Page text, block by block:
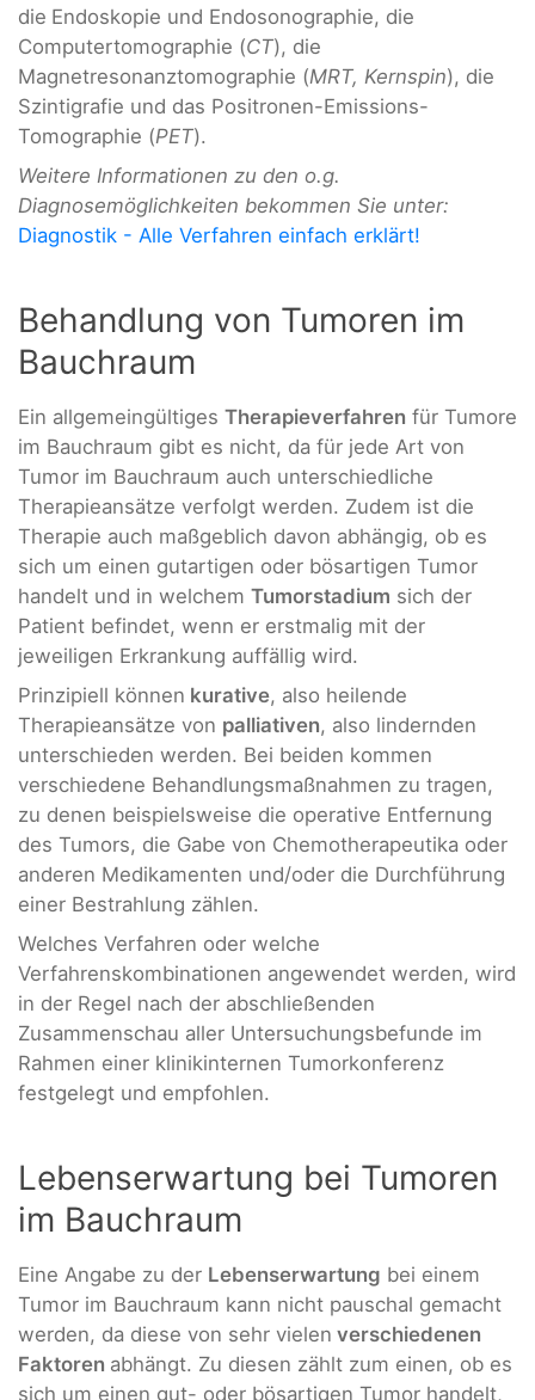
die Endoskopie und Endosonographie, die
Computertomographie (CT), die
Magnetresonanztomographie (MRT, Kernspin), die
Szintigrafie und das Positronen-Emissions-
Tomographie (PET).
Weitere Informationen zu den o.g.
Diagnosemöglichkeiten bekommen Sie unter:
Diagnostik - Alle Verfahren einfach erklärt!
Behandlung von Tumoren im
Bauchraum
Ein allgemeingültiges Therapieverfahren für Tumore
im Bauchraum gibt es nicht, da für jede Art von
Tumor im Bauchraum auch unterschiedliche
Therapieansätze verfolgt werden. Zudem ist die
Therapie auch maßgeblich davon abhängig, ob es
sich um einen gutartigen oder bösartigen Tumor
handelt und in welchem Tumorstadium sich der
Patient befindet, wenn er erstmalig mit der
jeweiligen Erkrankung auffällig wird.
Prinzipiell können kurative, also heilende
Therapieansätze von palliativen, also lindernden
unterschieden werden. Bei beiden kommen
verschiedene Behandlungsmaßnahmen zu tragen,
zu denen beispielsweise die operative Entfernung
des Tumors, die Gabe von Chemotherapeutika oder
anderen Medikamenten und/oder die Durchführung
einer Bestrahlung zählen.
Welches Verfahren oder welche
Verfahrenskombinationen angewendet werden, wird
in der Regel nach der abschließenden
Zusammenschau aller Untersuchungsbefunde im
Rahmen einer klinikinternen Tumorkonferenz
festgelegt und empfohlen.
Lebenserwartung bei Tumoren
im Bauchraum
Eine Angabe zu der Lebenserwartung bei einem
Tumor im Bauchraum kann nicht pauschal gemacht
werden, da diese von sehr vielen verschiedenen
Faktoren abhängt. Zu diesen zählt zum einen, ob es
sich um einen gut- oder bösartigen Tumor handelt,